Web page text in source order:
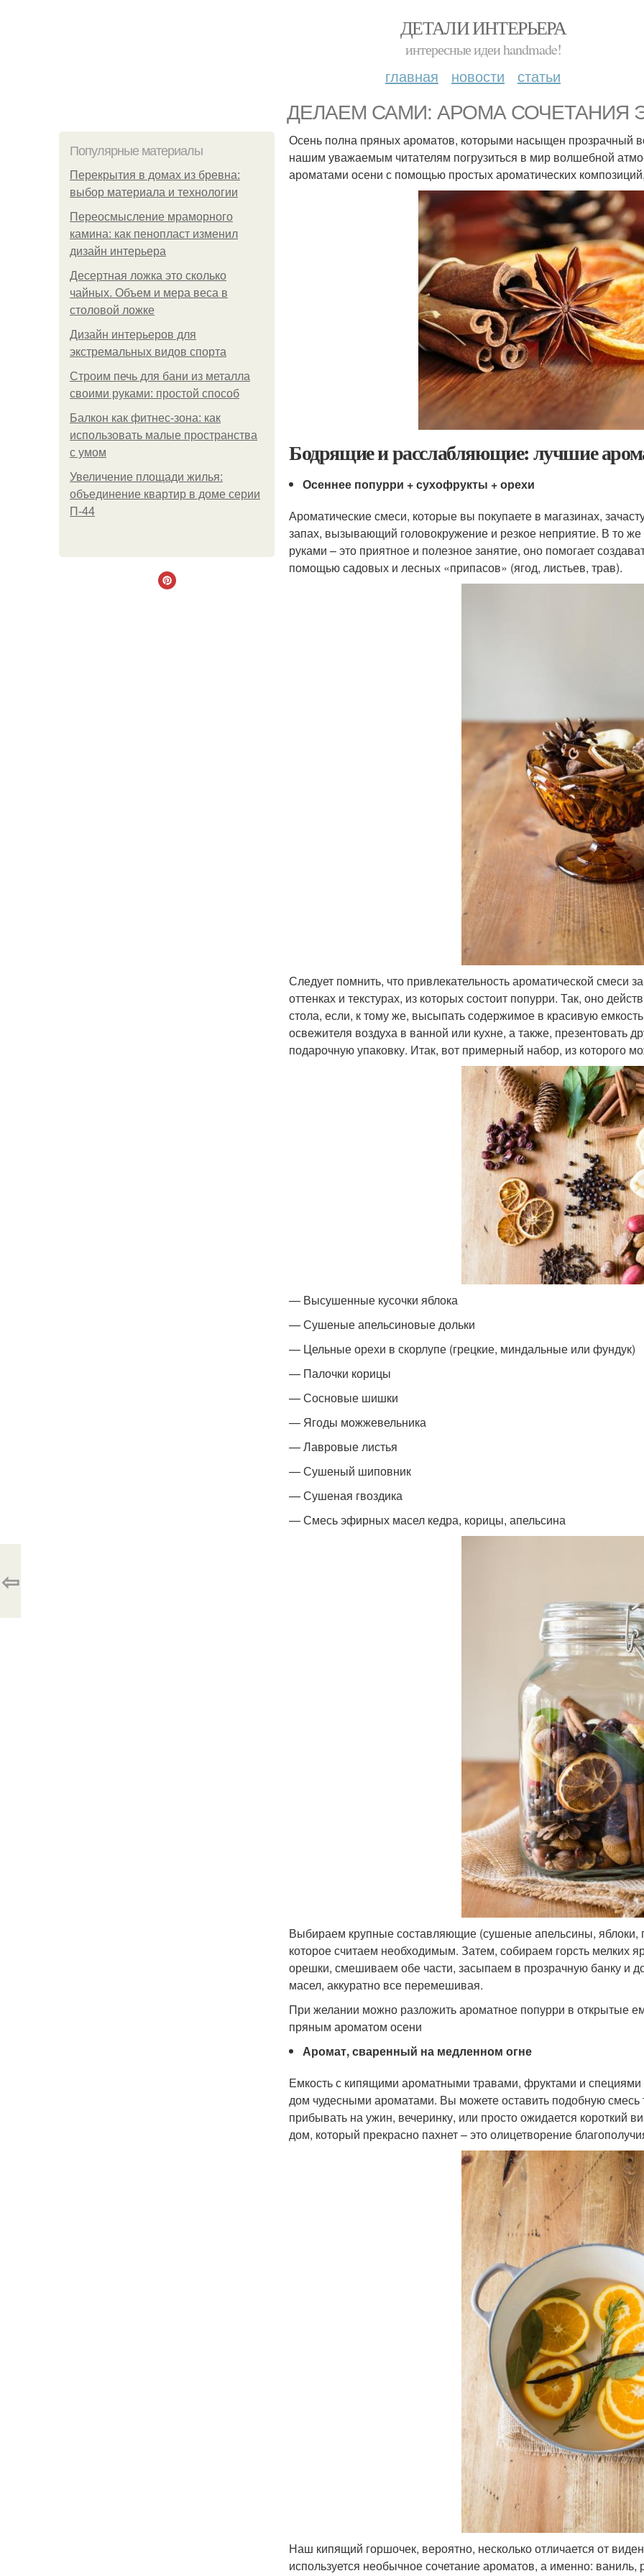
ДЕТАЛИ ИНТЕРЬЕРА
интересные идеи handmade!
главная новости статьи
ДЕЛАЕМ САМИ: АРОМА СОЧЕТАНИЯ
Популярные материалы
Перекрытия в домах из бревна:
выбор материала и технологии
Переосмысление мраморного
камина: как пенопласт изменил
дизайн интерьера
Десертная ложка это сколько
чайных. Объем и мера веса в
столовой ложке
Дизайн интерьеров для
экстремальных видов спорта
Строим печь для бани из металла
своими руками: простой способ
Балкон как фитнес-зона: как
использовать малые пространства
с умом
Увеличение площади жилья:
объединение квартир в доме серии
П-44
Осень полна пряных ароматов, которыми насыщен прозрачный
нашим уважаемым читателям погрузиться в мир волшебной
ароматами осени с помощью простых ароматических
Бодрящие и расслабляющие: лучшие
Осеннее попурри + сухофрукты + орехи
Ароматические смеси, которые вы покупаете в магазинах,
запах, вызывающий головокружение и резкое неприятие. В то
руками – это приятное и полезное занятие, оно помогает
помощью садовых и лесных «припасов» (ягод, листьев, трав).
Следует помнить, что привлекательность ароматической смеси
оттенках и текстурах, из которых состоит попурри. Так, оно
стола, если, к тому же, высыпать содержимое в красивую
освежителя воздуха в ванной или кухне, а также, презентовать
подарочную упаковку. Итак, вот примерный набор, из которого
— Высушенные кусочки яблока
— Сушеные апельсиновые дольки
— Цельные орехи в скорлупе (грецкие, миндальные или фундук)
— Палочки корицы
— Сосновые шишки
— Ягоды можжевельника
— Лавровые листья
— Сушеный шиповник
— Сушеная гвоздика
— Смесь эфирных масел кедра, корицы, апельсина
Выбираем крупные составляющие (сушеные апельсины, яблоки,
которое считаем необходимым. Затем, собираем горсть мелких
орешки, смешиваем обе части, засыпаем в прозрачную банку и
масел, аккуратно все перемешивая.
При желании можно разложить ароматное попурри в открытые
пряным ароматом осени
Аромат, сваренный на медленном огне
Емкость с кипящими ароматными травами, фруктами и
дом чудесными ароматами. Вы можете оставить подобную смесь
прибывать на ужин, вечеринку, или просто ожидается короткий
дом, который прекрасно пахнет – это олицетворение
Наш кипящий горшочек, вероятно, несколько отличается от
используется необычное сочетание ароматов, а именно:
⇦